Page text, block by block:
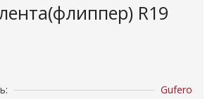
R19
Gufero